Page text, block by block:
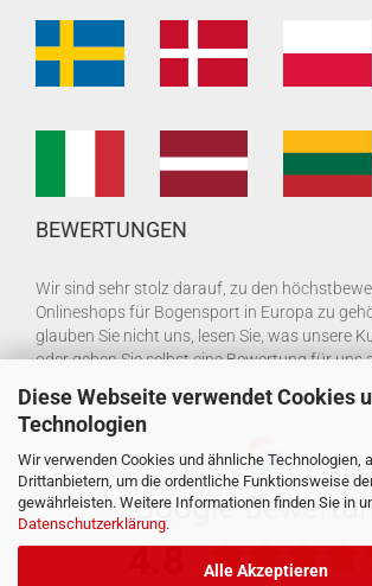
Diese Webseite verwendet Cookies
Technologien
Wir verwenden Cookies und ähnliche Technologien,
Drittanbietern, um die ordentliche Funktionsweise
gewährleisten. Weitere Informationen finden Sie in
Datenschutzerklärung.
Alle Akzeptieren
BEWERTUNGEN
Wir sind sehr stolz darauf, zu den
Onlineshops für Bogensport in Europa zu
glauben Sie nicht uns, lesen Sie, was unsere
oder geben Sie selbst eine Bewertung für uns